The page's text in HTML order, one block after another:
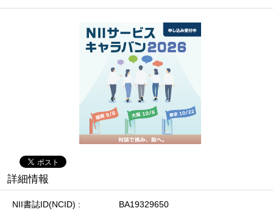
詳細情報
NII書誌ID(NCID)
BA19329650